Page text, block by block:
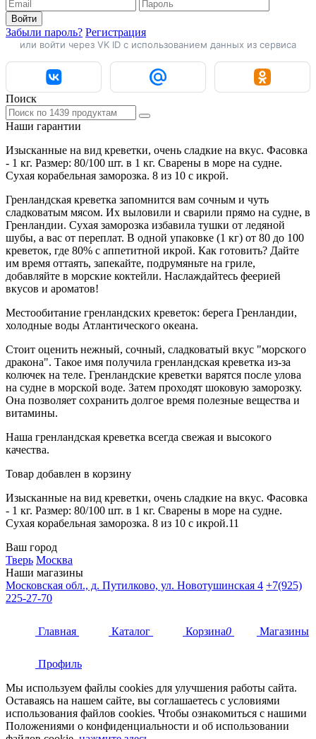
Войти
Забыли пароль? Регистрация
или войти через VK ID с использованием данных из сервиса
Поиск
Наши гарантии
Изысканные на вид креветки, очень сладкие на вкус. Фасовка
- 1 кг. Размер: 80/100 шт. в 1 кг. Сварены в море на судне.
Сухая корабельная заморозка. 8 из 10 с икрой.
Гренландская креветка запомнится вам сочным и чуть
сладковатым мясом. Их выловили и сварили прямо на судне, в
Гренландии. Сухая заморозка избавила тушки от ледяной
шубы, а вас от переплат. В одной упаковке (1 кг) от 80 до 100
креветок, где 80% с аппетитной икрой. Как готовить? Дайте
им время оттаять, запекайте, подрумяньте на гриле,
добавляйте в морские коктейли. Наслаждайтесь феерией
вкусов и ароматов!
Местообитание гренландских креветок: берега Гренландии,
холодные воды Атлантического океана.
Стоит оценить нежный, сочный, сладковатый вкус "морского
дракона". Такое имя получила гренландская креветка из-за
колючек на теле. Гренландские креветки варятся после улова
на судне в морской воде. Затем проходят шоковую заморозку.
Она позволяет сохранить долгое время полезные вещества и
витамины.
Наша гренландская креветка всегда свежая и высокого
качества.
Товар добавлен в корзину
Изысканные на вид креветки, очень сладкие на вкус. Фасовка
- 1 кг. Размер: 80/100 шт. в 1 кг. Сварены в море на судне.
Сухая корабельная заморозка. 8 из 10 с икрой.11
Ваш город
Тверь Москва
Наши магазины
Московская обл., д. Путилково, ул. Новотушинская 4 +7(925)
225-27-70
Главная Каталог Корзина0 Магазины
Профиль
Мы используем файлы cookies для улучшения работы сайта.
Оставаясь на нашем сайте, вы соглашаетесь с условиями
использования файлов cookies. Чтобы ознакомиться с нашими
Положениями о конфиденциальности и об использовании